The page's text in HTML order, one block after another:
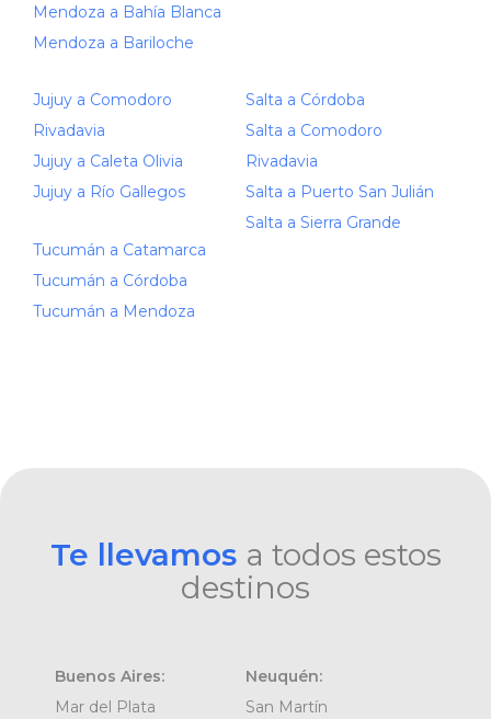
Mendoza a Bahía Blanca
Mendoza a Bariloche
Jujuy a Comodoro
Rivadavia
Jujuy a Caleta Olivia
Jujuy a Río Gallegos
Tucumán a Catamarca
Tucumán a Córdoba
Tucumán a Mendoza
Salta a Córdoba
Salta a Comodoro
Rivadavia
Salta a Puerto San Julián
Salta a Sierra Grande
Te llevamos a todos estos
destinos
Buenos Aires:
Mar del Plata
Neuquén:
San Martín